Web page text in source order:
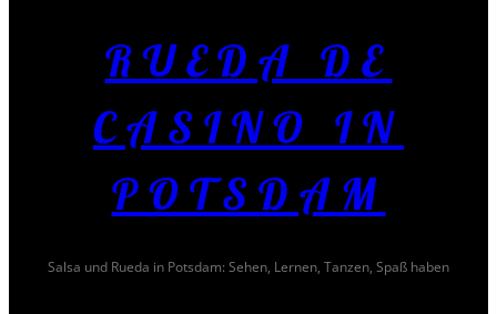
RUEDA DE
CASINO IN
POTSDAM
Salsa und Rueda in Potsdam: Sehen, Lernen, Tanzen, Spaß haben